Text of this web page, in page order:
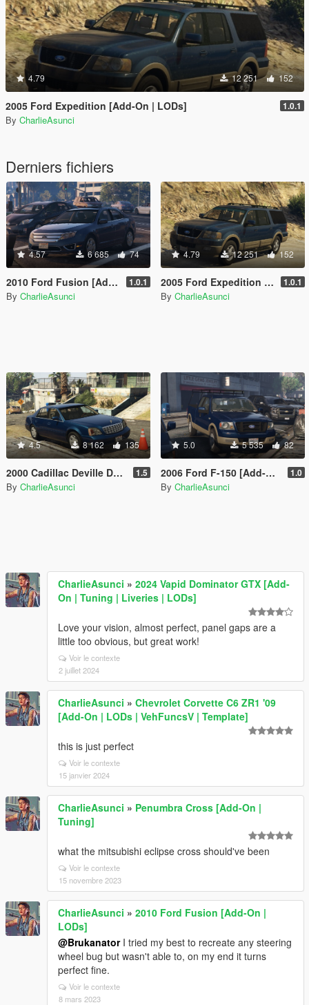
4.79 12 251 152
2005 Ford Expedition [Add-On | LODs] 1.0.1
By CharlieAsunci
Derniers fichiers
4.57 6 685 74
2010 Ford Fusion [Add-On | LODs] 1.0.1
By CharlieAsunci
4.79 12 251 152
2005 Ford Expedition [Add-On | LODs] 1.0.1
By CharlieAsunci
4.5 8 162 135
2000 Cadillac Deville DHS [Add-On | LODs] 1.5
By CharlieAsunci
5.0 5 535 82
2006 Ford F-150 [Add-On | LODs] 1.0
By CharlieAsunci
CharlieAsunci » 2024 Vapid Dominator GTX [Add-
On | Tuning | Liveries | LODs]
Love your vision, almost perfect, panel gaps are a
little too obvious, but great work!
Voir le contexte
2 juillet 2024
CharlieAsunci » Chevrolet Corvette C6 ZR1 '09
[Add-On | LODs | VehFuncsV | Template]
this is just perfect
Voir le contexte
15 janvier 2024
CharlieAsunci » Penumbra Cross [Add-On |
Tuning]
what the mitsubishi eclipse cross should've been
Voir le contexte
15 novembre 2023
CharlieAsunci » 2010 Ford Fusion [Add-On |
LODs]
@BrukanatorI tried my best to recreate any steering
wheel bug but wasn't able to, on my end it turns
perfect fine.
Voir le contexte
8 mars 2023